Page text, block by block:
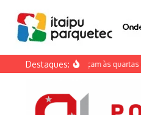
Ir para o conteúdo
Destaques:
e Grêmio avançam às quartas da